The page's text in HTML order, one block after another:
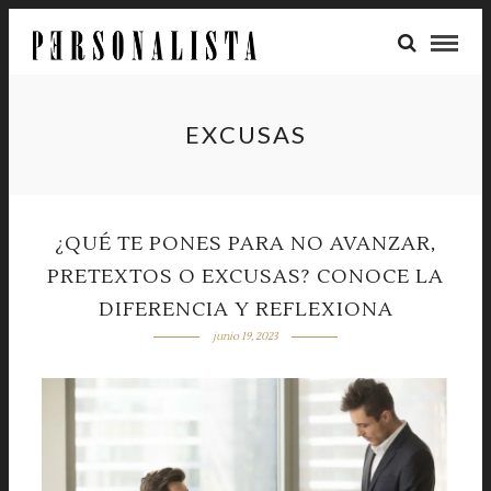
EXCUSAS
¿QUÉ TE PONES PARA NO AVANZAR,
PRETEXTOS O EXCUSAS? CONOCE LA
DIFERENCIA Y REFLEXIONA
junio 19, 2023